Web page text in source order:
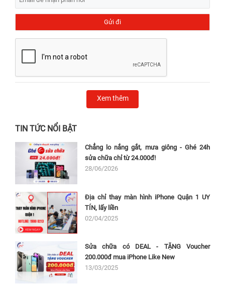
Xem thêm
TIN TỨC NỔI BẬT
Chẳng lo nắng gắt, mưa giông - Ghé 24h
sửa chữa chỉ từ 24.000đ!
28/06/2026
Địa chỉ thay màn hình iPhone Quận 1 UY
TÍN, lấy liền
02/04/2025
Sửa chữa có DEAL - TẶNG Voucher
200.000đ mua iPhone Like New
13/03/2025